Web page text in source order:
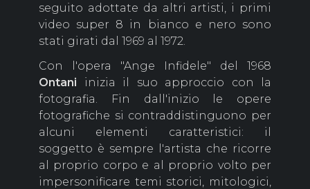
seguito adottate da altri artisti, i primi
video super 8 in bianco e nero sono
stati girati dal 1969 al 1972.
Con l'opera "Ange Infidele" del 1968
Ontani inizia il suo approccio con la
fotografia. Fin dall'inizio le opere
fotografiche si contraddistinguono per
alcuni elementi caratteristici: il
soggetto è sempre l'artista che ricorre
al proprio corpo e al proprio volto per
impersonificare temi storici, mitologici,